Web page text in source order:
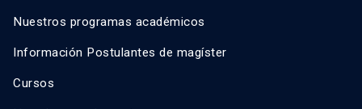
Nuestros programas académicos
Información Postulantes de magíster
Cursos